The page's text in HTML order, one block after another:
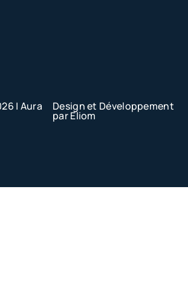
| Aura Design et Développement
par Eliom